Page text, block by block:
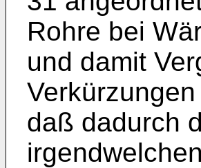
Rohre bei
und damit
daß dadurch